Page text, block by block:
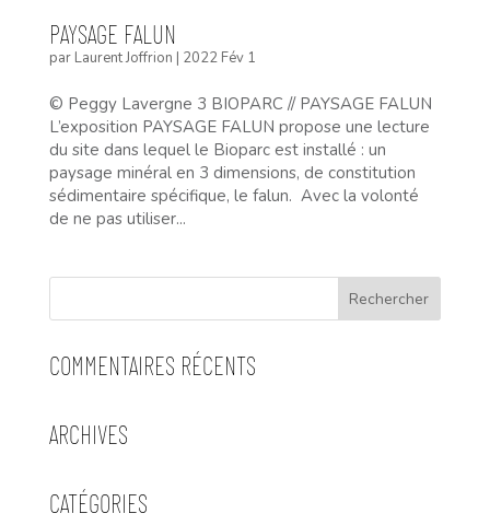
PAYSAGE FALUN
par Laurent Joffrion | 2022 Fév 1
© Peggy Lavergne 3 BIOPARC // PAYSAGE FALUN
L’exposition PAYSAGE FALUN propose une lecture
du site dans lequel le Bioparc est installé : un
paysage minéral en 3 dimensions, de constitution
sédimentaire spécifique, le falun. Avec la volonté
de ne pas utiliser...
COMMENTAIRES RÉCENTS
ARCHIVES
CATÉGORIES